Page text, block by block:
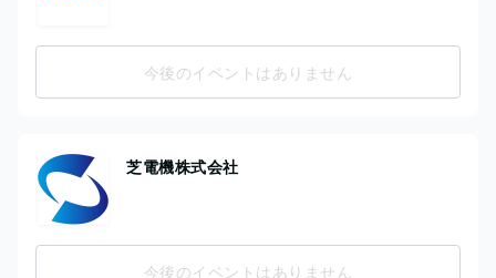
今後のイベントはありません
芝電機株式会社
今後のイベントはありません